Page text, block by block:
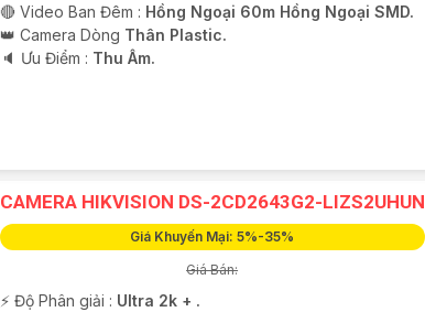
🔴 Video Ban Đêm : Hồng Ngoại 60m Hồng Ngoại SMD.
👑 Camera Dòng Thân Plastic.
️🔈 Ưu Điểm : Thu Âm.
CAMERA HIKVISION DS-2CD2643G2-LIZS2UHUN
Giá Khuyến Mại: 5%-35%
Giá Bán:
️⚡ Độ Phân giải : Ultra 2k + .